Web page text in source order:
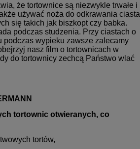
że tortownice są niezwykle trwałe i
używać noża do odkrawania ciasta
się takich jak biszkopt czy babka.
podczas studzenia. Przy ciastach o
podczas wypieku zawsze zalecamy
nasz film o tortownicach w
do tortownicy zechcą Państwo wlać
tortownic otwieranych, co
tortów,